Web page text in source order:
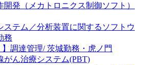
発（メカトロニクス制御ソフト）
ステム／分析装置に関するソフトウ
務
】調達管理/ 茨城勤務・虎ノ門
がん治療システム(PBT)